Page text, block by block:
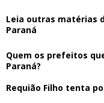
Leia outras matérias
Paraná
Quem os prefeitos
Paraná?
Requião Filho tenta